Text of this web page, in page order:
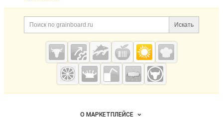
Дополнительная информация
Поиск по сайту и
Искать
Cсылки на полезные проекты
Grainboard.ru
— зерно и
мука
Важные разделы и контакты
Навигация по сайтуО МАРКЕТПЛЕЙСЕ